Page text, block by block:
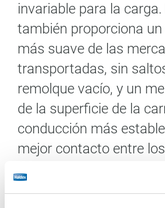
invariable para la
también proporciona
más suave de las
transportadas, sin
remolque vacío, y un
de la superficie de la
conducción más
mejor contacto entre